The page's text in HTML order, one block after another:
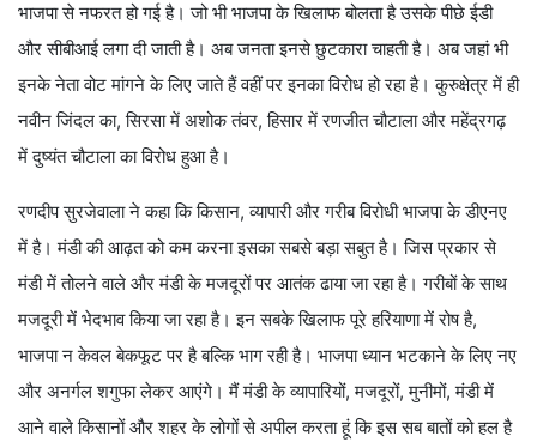
भाजपा से नफरत हो गई है। जो भी भाजपा के खिलाफ बोलता है उसके पीछे ईडी
और सीबीआई लगा दी जाती है। अब जनता इनसे छुटकारा चाहती है। अब जहां भी
इनके नेता वोट मांगने के लिए जाते हैं वहीं पर इनका विरोध हो रहा है। कुरुक्षेत्र में ही
नवीन जिंदल का, सिरसा में अशोक तंवर, हिसार में रणजीत चौटाला और महेंद्रगढ़
में दुष्यंत चौटाला का विरोध हुआ है।
रणदीप सुरजेवाला ने कहा कि किसान, व्यापारी और गरीब विरोधी भाजपा के डीएनए
में है। मंडी की आढ़त को कम करना इसका सबसे बड़ा सबुत है। जिस प्रकार से
मंडी में तोलने वाले और मंडी के मजदूरों पर आतंक ढाया जा रहा है। गरीबों के साथ
मजदूरी में भेदभाव किया जा रहा है। इन सबके खिलाफ पूरे हरियाणा में रोष है,
भाजपा न केवल बेकफूट पर है बल्कि भाग रही है। भाजपा ध्यान भटकाने के लिए नए
और अनर्गल शगुफा लेकर आएंगे। मैं मंडी के व्यापारियों, मजदूरों, मुनीमों, मंडी में
आने वाले किसानों और शहर के लोगों से अपील करता हूं कि इस सब बातों को हल है